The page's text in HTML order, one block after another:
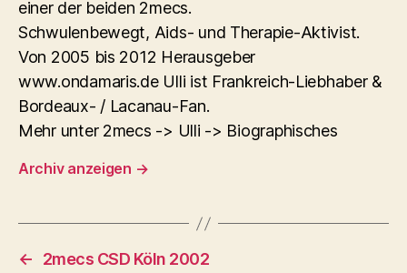
einer der beiden 2mecs.
Schwulenbewegt, Aids- und Therapie-Aktivist.
Von 2005 bis 2012 Herausgeber
www.ondamaris.de Ulli ist Frankreich-Liebhaber &
Bordeaux- / Lacanau-Fan.
Mehr unter 2mecs -> Ulli -> Biographisches
Archiv anzeigen →
←
2mecs CSD Köln 2002